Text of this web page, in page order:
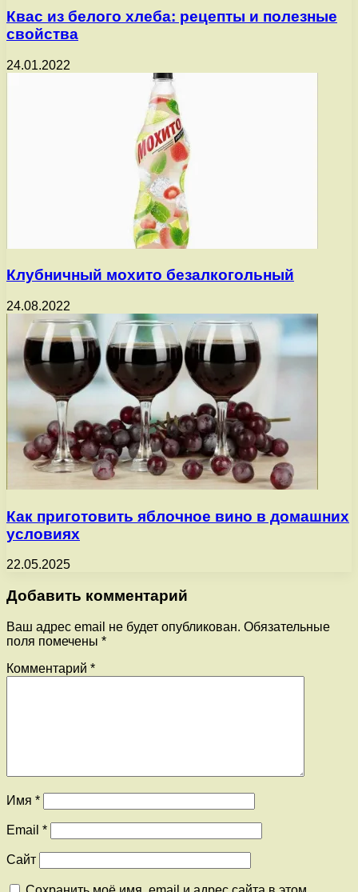
Квас из белого хлеба: рецепты и полезные
свойства
24.01.2022
Клубничный мохито безалкогольный
24.08.2022
Как приготовить яблочное вино в домашних
условиях
22.05.2025
Добавить комментарий
Ваш адрес email не будет опубликован. Обязательные
поля помечены *
Комментарий *
Имя *
Email *
Сайт